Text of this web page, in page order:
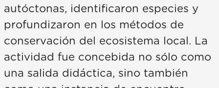
autóctonas, identificaron especies y
profundizaron en los métodos de
conservación del ecosistema local. La
actividad fue concebida no sólo como
una salida didáctica, sino también